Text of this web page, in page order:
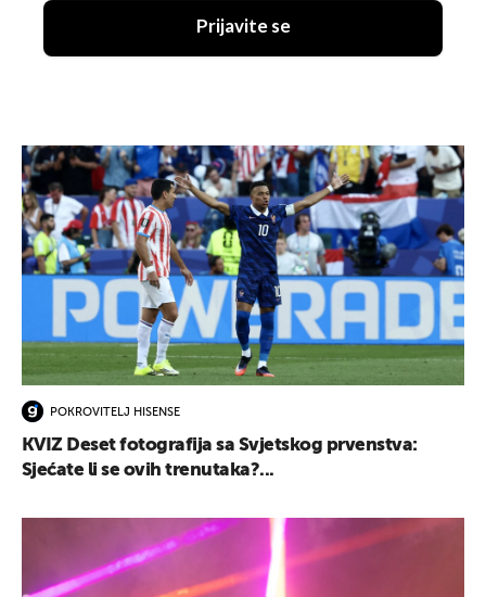
Prijavite se
POKROVITELJ HISENSE
KVIZ Deset fotografija sa Svjetskog prvenstva:
Sjećate li se ovih trenutaka?...